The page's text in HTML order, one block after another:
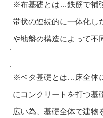
※布基礎とは…鉄筋で補
帯状の連続的に一体化し
や地盤の構造によって不
※ベタ基礎とは…床全体
にコンクリートを打つ基
広い為、基礎全体で建物